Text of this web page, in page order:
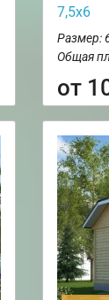
7,5х6
Размер:
Общая
от